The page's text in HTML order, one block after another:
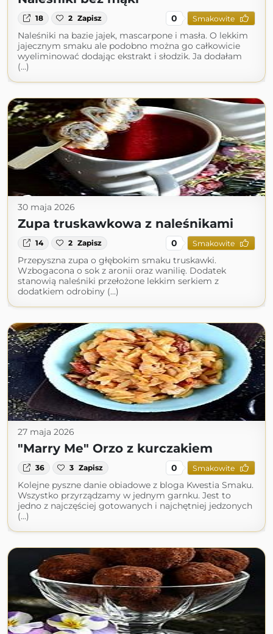
18 2 Zapisz 0 Smakowite
Naleśniki na bazie jajek, mascarpone i masła. O lekkim
jajecznym smaku ale podobno można go całkowicie
wyeliminować dodając ekstrakt i słodzik. Ja dodałam
(...)
30 maja 2026
Zupa truskawkowa z naleśnikami
14 2 Zapisz 0 Smakowite
Przepyszna zupa o głębokim smaku truskawki.
Wzbogacona o sok z aronii oraz wanilię. Dodatek
stanowią naleśniki przełożone lekkim serkiem z
dodatkiem odrobiny (...)
27 maja 2026
"Marry Me" Orzo z kurczakiem
36 3 Zapisz 0 Smakowite
Kolejne pyszne danie obiadowe z bloga Kwestia Smaku.
Wszystko przyrządzamy w jednym garnku. Jest to
jedno z najczęściej gotowanych i najchętniej jedzonych
(...)